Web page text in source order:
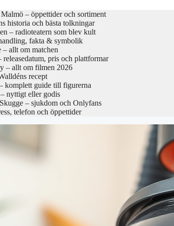
– öppettider och sortiment
historia och bästa tolkningar
– radioteatern som blev kult
fakta & symbolik
allt om matchen
pris och plattformar
– allt om filmen 2026
recept
komplett guide till figurerna
nyttigt eller godis
– sjukdom och Onlyfans
telefon och öppettider